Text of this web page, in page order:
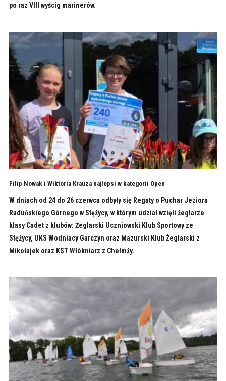
po raz VIII wyścig marinerów.
Filip Nowak i Wiktoria Krauza najlepsi w kategorii Open
W dniach od 24 do 26 czerwca odbyły się Regaty o Puchar Jeziora
Raduńskiego Górnego w Stężycy, w którym udział wzięli żeglarze
klasy Cadet z klubów: Żeglarski Uczniowski Klub Sportowy ze
Stężycy, UKS Wodniacy Garczyn oraz Mazurski Klub Żeglarski z
Mikołajek oraz KST Włókniarz z Chełmży.